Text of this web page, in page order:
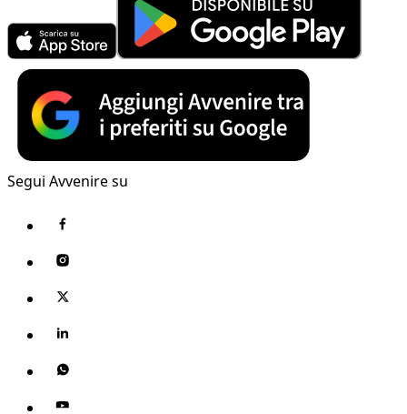
Segui Avvenire su